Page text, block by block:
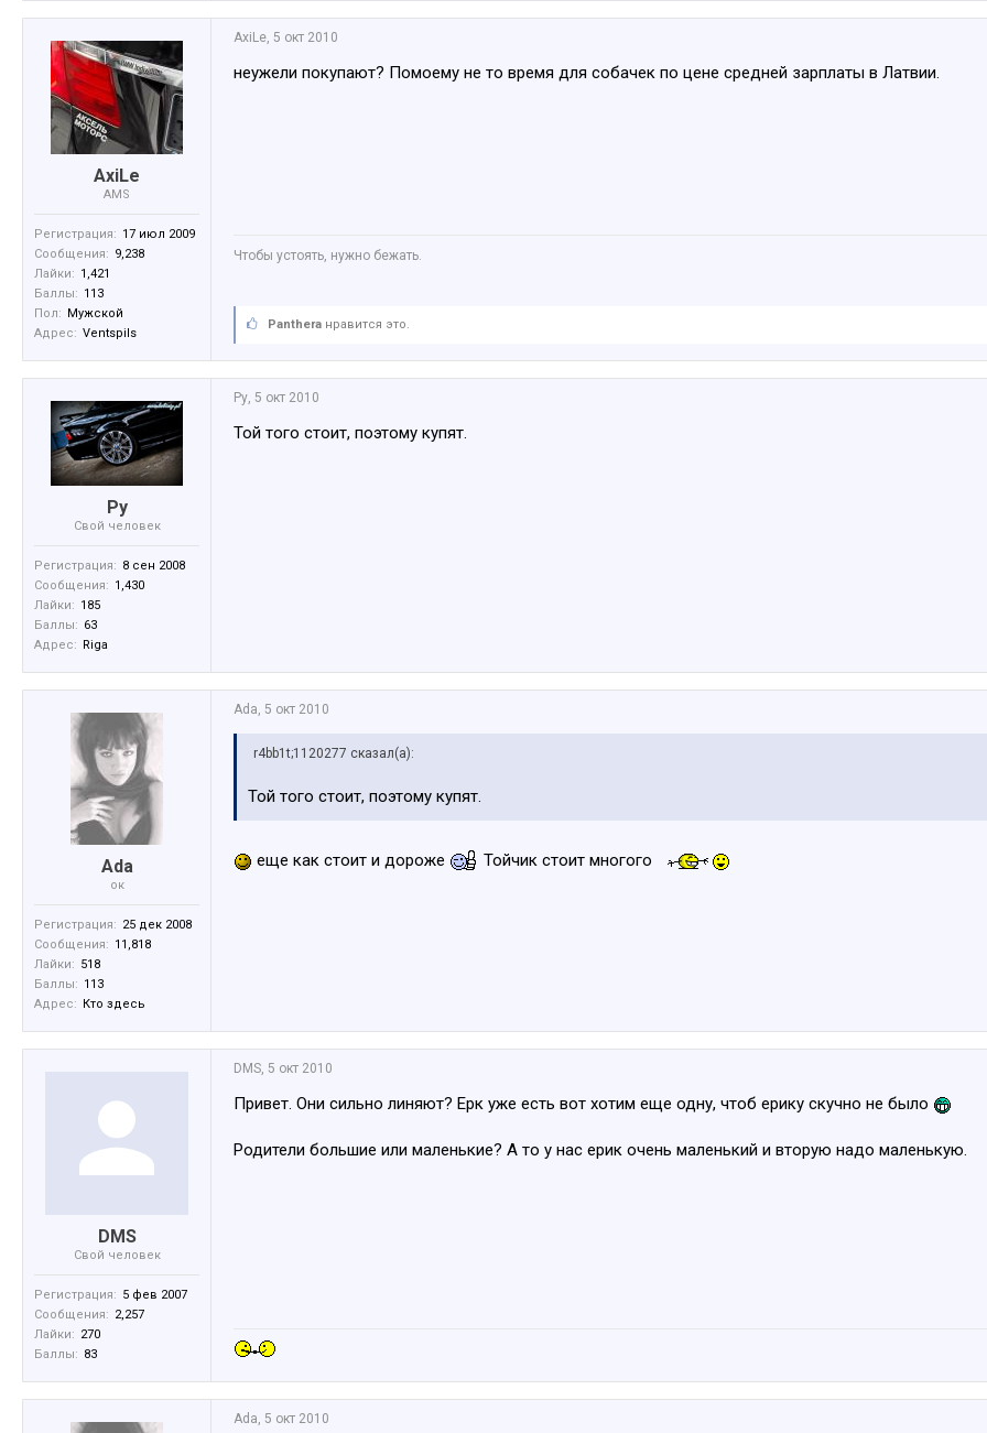
AxiLe
AMS
Регистрация: 17 июл 2009
Сообщения: 9,238
Лайки: 1,421
Баллы: 113
Пол: Мужской
Адрес: Ventspils
AxiLe, 5 окт 2010
неужели покупают? Помоему не то время для собачек по цене средней зарплаты в Латвии.
Чтобы устоять, нужно бежать.
Panthera нравится это.
Ру
Свой человек
Регистрация: 8 сен 2008
Сообщения: 1,430
Лайки: 185
Баллы: 63
Адрес: Riga
Ру, 5 окт 2010
Той того стоит, поэтому купят.
Ada
ок
Регистрация: 25 дек 2008
Сообщения: 11,818
Лайки: 518
Баллы: 113
Адрес: Кто здесь
Ada, 5 окт 2010
r4bb1t;1120277 сказал(а):
Той того стоит, поэтому купят.
еще как стоит и дороже Тойчик стоит многого
DMS
Свой человек
Регистрация: 5 фев 2007
Сообщения: 2,257
Лайки: 270
Баллы: 83
DMS, 5 окт 2010
Привет. Они сильно линяют? Ерк уже есть вот хотим еще одну, чтоб ерику скучно не было
Родители большие или маленькие? А то у нас ерик очень маленький и вторую надо маленькую.
Ada, 5 окт 2010